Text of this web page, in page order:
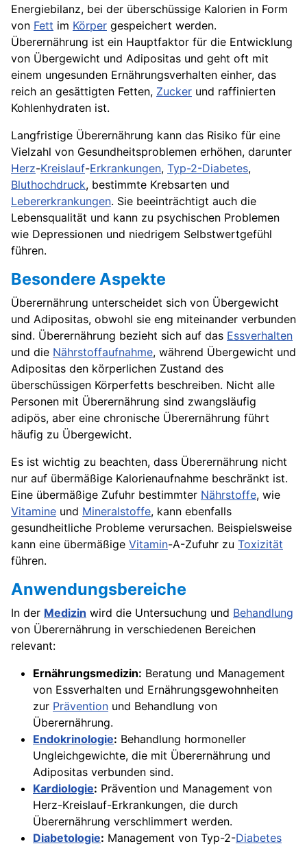
Energiebilanz, bei der überschüssige Kalorien in Form
von Fett im Körper gespeichert werden.
Überernährung ist ein Hauptfaktor für die Entwicklung
von Übergewicht und Adipositas und geht oft mit
einem ungesunden Ernährungsverhalten einher, das
reich an gesättigten Fetten, Zucker und raffinierten
Kohlenhydraten ist.
Langfristige Überernährung kann das Risiko für eine
Vielzahl von Gesundheitsproblemen erhöhen, darunter
Herz-Kreislauf-Erkrankungen, Typ-2-Diabetes,
Bluthochdruck, bestimmte Krebsarten und
Lebererkrankungen. Sie beeinträchtigt auch die
Lebensqualität und kann zu psychischen Problemen
wie Depressionen und niedrigem Selbstwertgefühl
führen.
Besondere Aspekte
Überernährung unterscheidet sich von Übergewicht
und Adipositas, obwohl sie eng miteinander verbunden
sind. Überernährung bezieht sich auf das Essverhalten
und die Nährstoffaufnahme, während Übergewicht und
Adipositas den körperlichen Zustand des
überschüssigen Körperfetts beschreiben. Nicht alle
Personen mit Überernährung sind zwangsläufig
adipös, aber eine chronische Überernährung führt
häufig zu Übergewicht.
Es ist wichtig zu beachten, dass Überernährung nicht
nur auf übermäßige Kalorienaufnahme beschränkt ist.
Eine übermäßige Zufuhr bestimmter Nährstoffe, wie
Vitamine und Mineralstoffe, kann ebenfalls
gesundheitliche Probleme verursachen. Beispielsweise
kann eine übermäßige Vitamin-A-Zufuhr zu Toxizität
führen.
Anwendungsbereiche
In der Medizin wird die Untersuchung und Behandlung
von Überernährung in verschiedenen Bereichen
relevant:
Ernährungsmedizin: Beratung und Management
von Essverhalten und Ernährungsgewohnheiten
zur Prävention und Behandlung von
Überernährung.
Endokrinologie: Behandlung hormoneller
Ungleichgewichte, die mit Überernährung und
Adipositas verbunden sind.
Kardiologie: Prävention und Management von
Herz-Kreislauf-Erkrankungen, die durch
Überernährung verschlimmert werden.
Diabetologie: Management von Typ-2-Diabetes